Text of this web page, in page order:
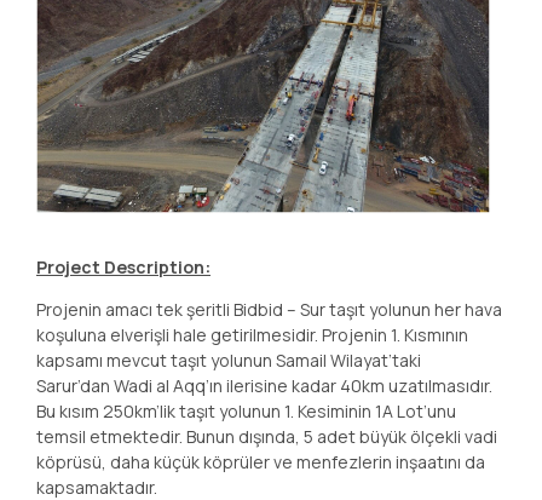
Project Description:
Projenin amacı tek şeritli Bidbid – Sur taşıt yolunun her hava
koşuluna elverişli hale getirilmesidir. Projenin 1. Kısmının
kapsamı mevcut taşıt yolunun Samail Wilayat’taki
Sarur’dan Wadi al Aqq’ın ilerisine kadar 40km uzatılmasıdır.
Bu kısım 250km’lik taşıt yolunun 1. Kesiminin 1A Lot’unu
temsil etmektedir. Bunun dışında, 5 adet büyük ölçekli vadi
köprüsü, daha küçük köprüler ve menfezlerin inşaatını da
kapsamaktadır.